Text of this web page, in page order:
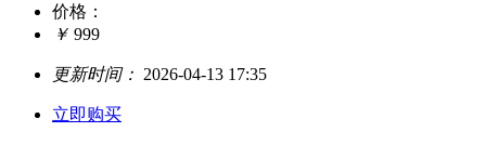
价格：
￥ 999
更新时间： 2026-04-13 17:35
立即购买